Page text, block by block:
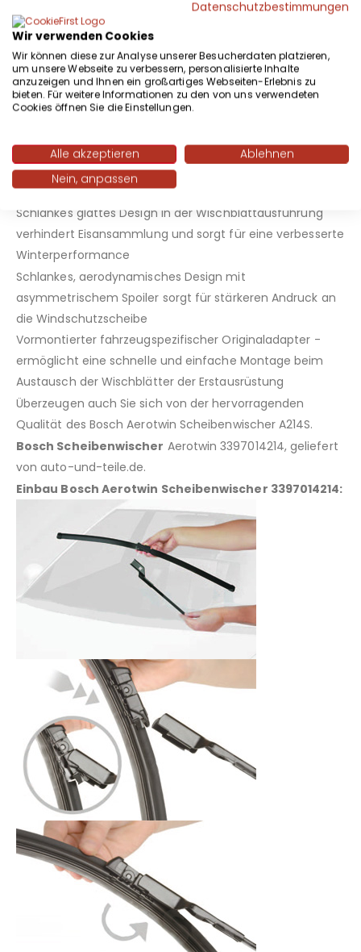
Protection Plus - für eine längere Lebensdauer, eine
hervorragende Wischleistung und ein leises Wischen
unter extremen Witterungsbedingungen
Maßgeschneiderte Hightech Evodium Doppel
Federschienen mit aerodynamisch optimiertem Profil -
hartnäckigen Schmutz zu entfernen und eine
hervorragende, saubere und klare Sicht auf der
Windschutzscheibe zu gewährleisten
Schlankes glattes Design in der Wischblattausführung
verhindert Eisansammlung und sorgt für eine verbesserte
Winterperformance
Schlankes, aerodynamisches Design mit
asymmetrischem Spoiler sorgt für stärkeren Andruck an
die Windschutzscheibe
Vormontierter fahrzeugspezifischer Originaladapter -
ermöglicht eine schnelle und einfache Montage beim
Austausch der Wischblätter der Erstausrüstung
Überzeugen auch Sie sich von der hervorragenden
Qualität des Bosch Aerotwin Scheibenwischer A214S.
Bosch Scheibenwischer Aerotwin 3397014214, geliefert
von auto-und-teile.de.
Einbau Bosch Aerotwin Scheibenwischer 3397014214:
Datenschutzbestimmungen
Wir verwenden Cookies
Wir können diese zur Analyse unserer Besucherdaten platzieren,
um unsere Webseite zu verbessern, personalisierte Inhalte
anzuzeigen und Ihnen ein großartiges Webseiten-Erlebnis zu
bieten. Für weitere Informationen zu den von uns verwendeten
Cookies öffnen Sie die Einstellungen.
Alle akzeptieren
Ablehnen
Nein, anpassen